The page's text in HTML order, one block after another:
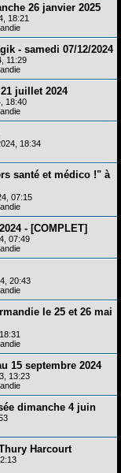
26 janvier 2025
18:21
- samedi 07/12/2024
11:29
juillet 2024
18:40
18:34
santé et médico !" à
07:15
- [COMPLET]
07:49
20:43
le 25 et 26 mai
15 septembre 2024
13:23
dimanche 4 juin
Harcourt